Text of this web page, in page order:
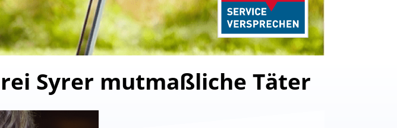
Syrer mutmaßliche Täter